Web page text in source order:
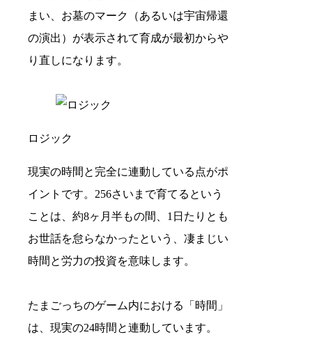
まい、お墓のマーク（あるいは宇宙帰還
の演出）が表示されて育成が最初からや
り直しになります。
ロジック
現実の時間と完全に連動している点がポ
イントです。256さいまで育てるという
ことは、約8ヶ月半もの間、1日たりとも
お世話を怠らなかったという、凄まじい
時間と労力の投資を意味します。
たまごっちのゲーム内における「時間」
は、現実の24時間と連動しています。